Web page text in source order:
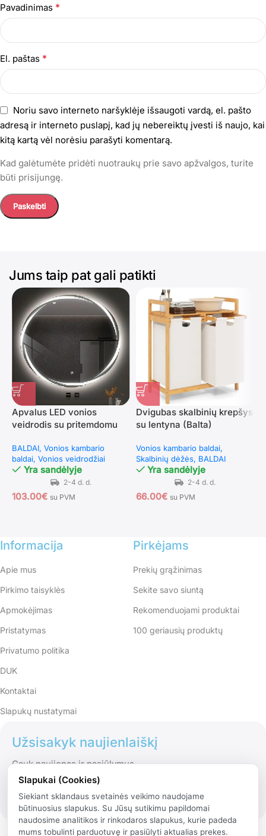
Pavadinimas *
El. paštas *
Noriu savo interneto naršyklėje išsaugoti vardą, el. pašto
adresą ir interneto puslapį, kad jų nebereiktų įvesti iš naujo, kai
kitą kartą vėl norėsiu parašyti komentarą.
Kad galėtumėte pridėti nuotraukų prie savo apžvalgos, turite
būti prisijungę.
Jums taip pat gali patikti
Apvalus LED vonios
veidrodis su pritemdomu
spalvomis (Sidabrinė)
BALDAI Vonios kambario
baldai Vonios veidrodžiai
Yra sandėlyje
103.00€ su PVM
Dvigubas skalbinių krepšys
su lentyna (Balta)
Vonios kambario baldai
Skalbinių dėžės BALDAI
Yra sandėlyje
66.00€ su PVM
Informacija
Apie mus
Pirkimo taisyklės
Apmokėjimas
Pristatymas
Privatumo politika
DUK
Kontaktai
Slapukų nustatymai
Pirkėjams
Prekių grąžinimas
Sekite savo siuntą
Rekomenduojami produktai
100 geriausių produktų
Užsisakyk naujienlaiškį
Gauk naujienas ir pasiūlymus
Slapukai (Cookies)
Siekiant sklandaus svetainės veikimo naudojame
būtinuosius slapukus. Su Jūsų sutikimu papildomai
naudosime analitikos ir rinkodaros slapukus, kurie padeda
mums tobulinti parduotuvę ir pasiūlyti aktualias prekes.